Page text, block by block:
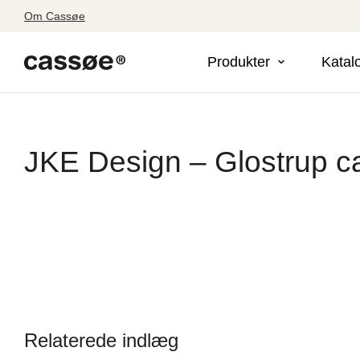
Om Cassøe
Produkter
JKE Design – Glostrup
Relaterede indlæg